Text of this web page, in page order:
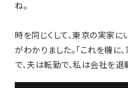
ね。
時を同じくして、東京の実家に
がわかりました。「これを機に
で、夫は転勤で、私は会社を